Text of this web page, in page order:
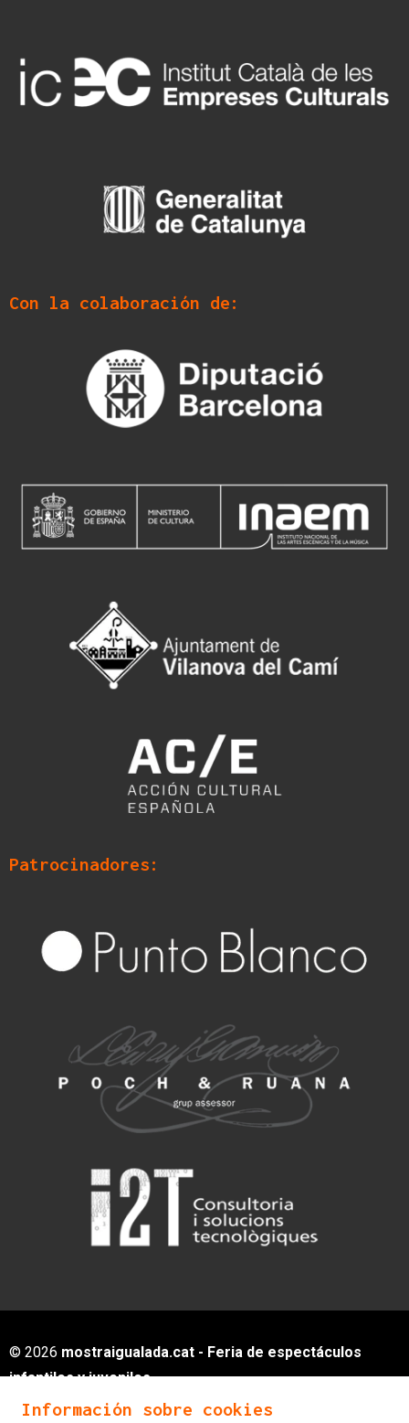
Con la colaboración de:
Patrocinadores:
© 2026 mostraigualada.cat - Feria de espectáculos
infantiles y juveniles
Servei de Cultura - Ajuntament d'Igualada
Información sobre cookies